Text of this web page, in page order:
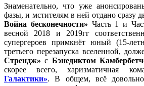
Знаменательно, что уже
фазы, и мстителям в ней отдано сразу
Война бесконечности» Часть 1 и
весной 2018 и 2019гг
супергероев примкнёт юный (15-
третьего перезапуска вселенной,
Стрендж» с Бэнедиктом
скорее всего, харизматичная
Галактики». В общем, всё